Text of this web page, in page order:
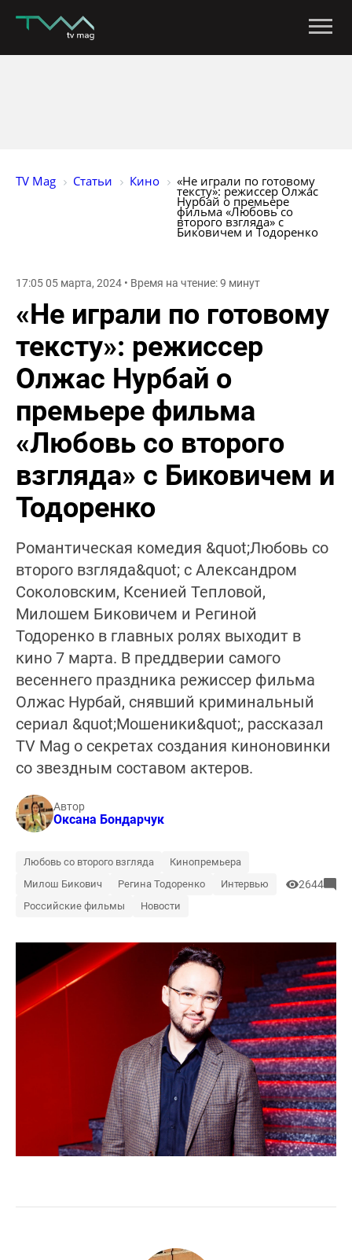
TV Mag Статьи Кино «Не играли по готовому
тексту»: режиссер Олжас
Нурбай о премьере
фильма «Любовь со
второго взгляда» с
Биковичем и Тодоренко
17:05 05 марта, 2024 • Время на чтение: 9 минут
«Не играли по готовому
тексту»: режиссер
Олжас Нурбай о
премьере фильма
«Любовь со второго
взгляда» с Биковичем и
Тодоренко
Романтическая комедия &quot;Любовь со
второго взгляда&quot; с Александром
Соколовским, Ксенией Тепловой,
Милошем Биковичем и Региной
Тодоренко в главных ролях выходит в
кино 7 марта. В преддверии самого
весеннего праздника режиссер фильма
Олжас Нурбай, снявший криминальный
сериал &quot;Мошеники&quot;, рассказал
TV Mag о секретах создания киноновинки
со звездным составом актеров.
Автор
Оксана Бондарчук
Любовь со второго взгляда
Кинопремьера
Милош Бикович
Регина Тодоренко
Интервью
Российские фильмы
Новости
2644